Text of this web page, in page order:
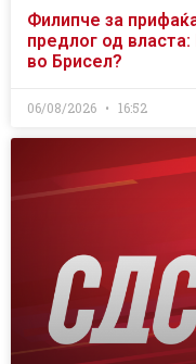
Филипче за
предлог од власта:
во Брисел?
06/08/2026 16:52